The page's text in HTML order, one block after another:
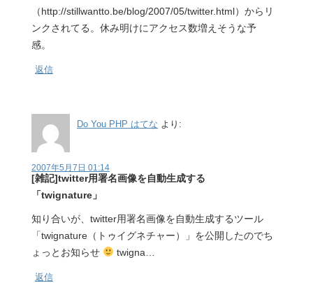
（http://stillwantto.be/blog/2007/05/twitter.html）からリ
ンクされてる。休み明けにアクセス数増えそうな予
感。
返信
Do You PHP はてな より:
2007年5月7日 01:14
[雑記]twitter用署名画像を自動生成する
「twignature」
知り合いが、twitter用署名画像を自動生成するツール
「twignature（トゥイグネチャー）」を公開したのでち
ょっとお知らせ
twigna…
返信